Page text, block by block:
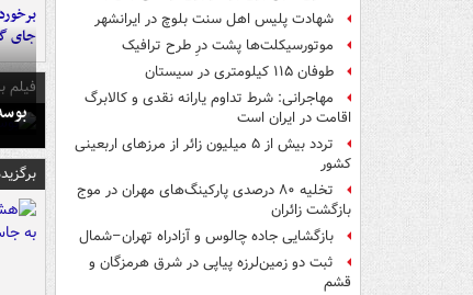
شهادت پلیس اهل سنت بلوچ در ایرانشهر
موتورسیکلت‌ها پشت درِ طرح ترافیک
طوفان ۱۱۵ کیلومتری در سیستان
مهاجرانی: شرط تداوم یارانه نقدی و کالابرگ
اقامت در ایران است
تردد بیش از ۵ میلیون زائر از مرزهای اربعینی
کشور
تخلیه ۸۰ درصدی پارکینگ‌های مهران در موج
بازگشت زائران
بازگشایی جاده چالوس و آزادراه تهران–شمال
ثبت دو زمین‌لرزه پیاپی در شرق هرمزگان و
قشم
جای
فیلم